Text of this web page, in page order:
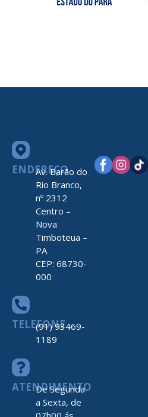
ENDEREÇO
Av. Barão do
Rio Branco,
nº 2312
Centro –
Nova
Timboteua –
PA
CEP: 68730-
000
TELEFONE
(91) 93469-
1189
ATENDIMENTO
De Segunda
a Sexta, de